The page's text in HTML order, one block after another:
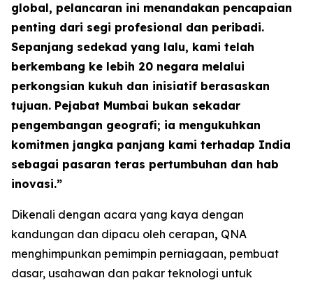
global, pelancaran ini menandakan pencapaian
penting dari segi profesional dan peribadi.
Sepanjang sedekad yang lalu, kami telah
berkembang ke lebih 20 negara melalui
perkongsian kukuh dan inisiatif berasaskan
tujuan. Pejabat Mumbai bukan sekadar
pengembangan geografi; ia mengukuhkan
komitmen jangka panjang kami terhadap India
sebagai pasaran teras pertumbuhan dan hab
inovasi.”
Dikenali dengan acara yang kaya dengan
kandungan dan dipacu oleh cerapan, QNA
menghimpunkan pemimpin perniagaan, pembuat
dasar, usahawan dan pakar teknologi untuk